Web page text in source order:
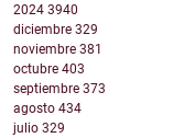
2024 3940
diciembre 329
noviembre 381
octubre 403
septiembre 373
agosto 434
julio 329